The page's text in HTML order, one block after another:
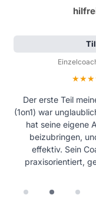
Til
Der erste Teil
(1on1) war
hat seine eigene
beizubringen,
effektiv. Sein
praxisorientiert,